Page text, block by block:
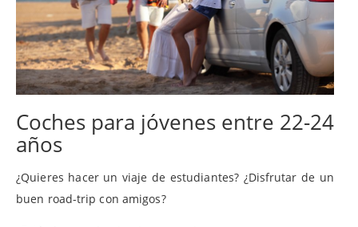
Coches para jóvenes entre 22-24
años
¿Quieres hacer un viaje de estudiantes? ¿Disfrutar de un
buen road-trip con amigos?